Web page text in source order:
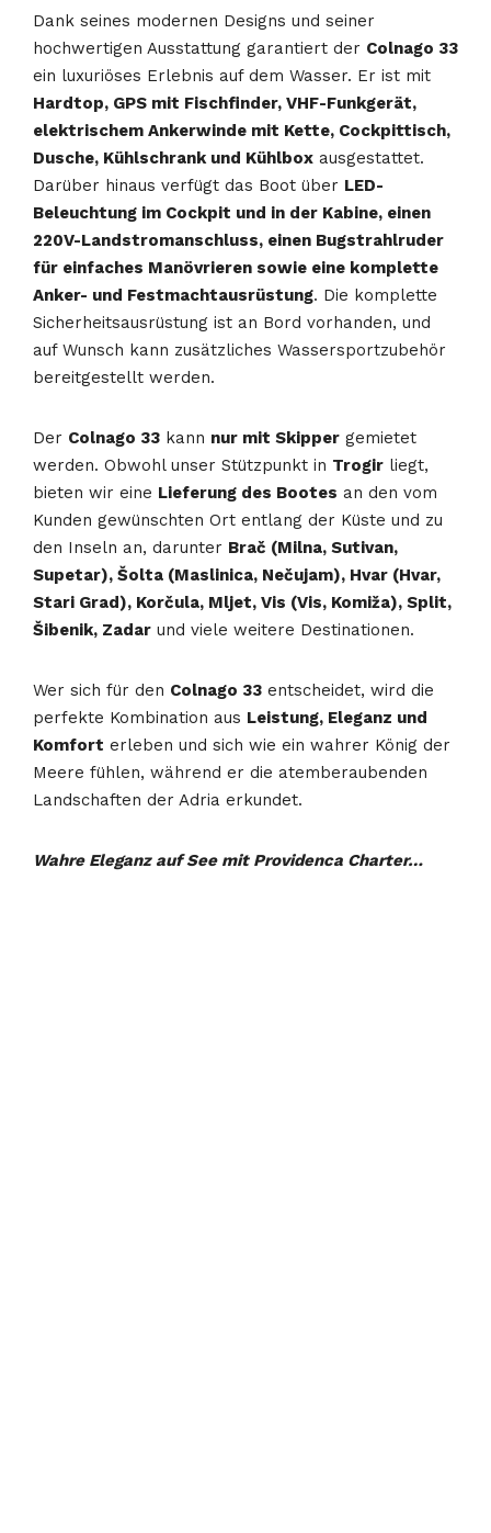
Dank seines modernen Designs und seiner
hochwertigen Ausstattung garantiert der Colnago 33
ein luxuriöses Erlebnis auf dem Wasser. Er ist mit
Hardtop, GPS mit Fischfinder, VHF-Funkgerät,
elektrischem Ankerwinde mit Kette, Cockpittisch,
Dusche, Kühlschrank und Kühlbox ausgestattet.
Darüber hinaus verfügt das Boot über LED-
Beleuchtung im Cockpit und in der Kabine, einen
220V-Landstromanschluss, einen Bugstrahlruder
für einfaches Manövrieren sowie eine komplette
Anker- und Festmachtausrüstung. Die komplette
Sicherheitsausrüstung ist an Bord vorhanden, und
auf Wunsch kann zusätzliches Wassersportzubehör
bereitgestellt werden.
Der Colnago 33 kann nur mit Skipper gemietet
werden. Obwohl unser Stützpunkt in Trogir liegt,
bieten wir eine Lieferung des Bootes an den vom
Kunden gewünschten Ort entlang der Küste und zu
den Inseln an, darunter Brač (Milna, Sutivan,
Supetar), Šolta (Maslinica, Nečujam), Hvar (Hvar,
Stari Grad), Korčula, Mljet, Vis (Vis, Komiža), Split,
Šibenik, Zadar und viele weitere Destinationen.
Wer sich für den Colnago 33 entscheidet, wird die
perfekte Kombination aus Leistung, Eleganz und
Komfort erleben und sich wie ein wahrer König der
Meere fühlen, während er die atemberaubenden
Landschaften der Adria erkundet.
Wahre Eleganz auf See mit Providenca Charter…